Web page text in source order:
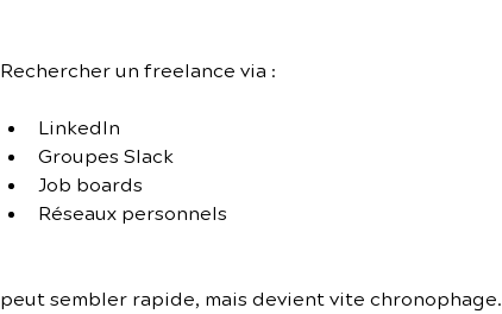
Rechercher un freelance via :
LinkedIn
Groupes Slack
Job boards
Réseaux personnels
peut sembler rapide, mais devient vite chronophage.